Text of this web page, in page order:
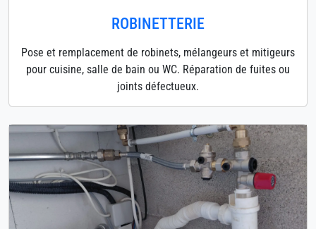
ROBINETTERIE
Pose et remplacement de robinets, mélangeurs et mitigeurs
pour cuisine, salle de bain ou WC. Réparation de fuites ou
joints défectueux.